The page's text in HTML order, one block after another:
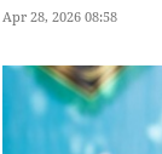
Apr 28, 2026 08:58